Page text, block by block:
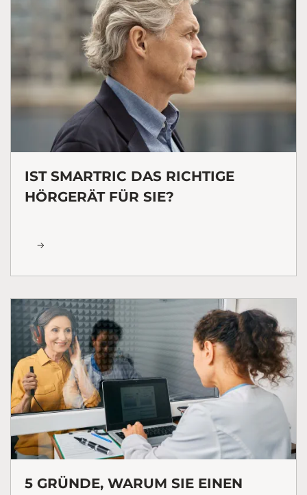
IST SMARTRIC DAS RICHTIGE
HÖRGERÄT FÜR SIE?
5 GRÜNDE, WARUM SIE EINEN